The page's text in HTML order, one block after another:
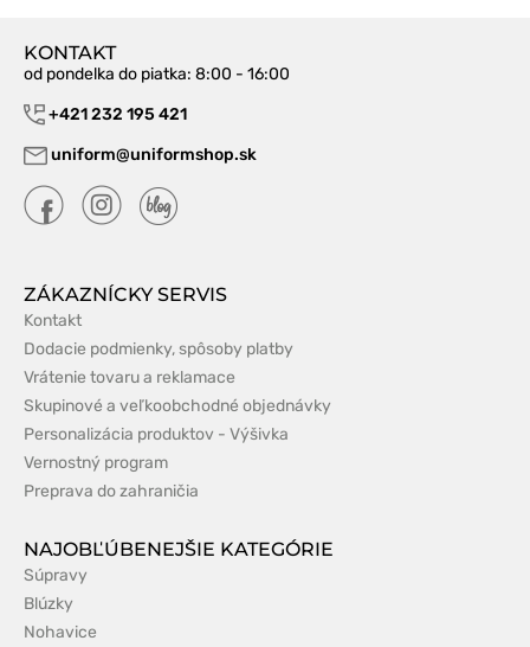
KONTAKT
od pondelka do piatka: 8:00 - 16:00
+421 232 195 421
uniform@uniformshop.sk
ZÁKAZNÍCKY SERVIS
Kontakt
Dodacie podmienky, spôsoby platby
Vrátenie tovaru a reklamace
Skupinové a veľkoobchodné objednávky
Personalizácia produktov - Výšivka
Vernostný program
Preprava do zahraničia
NAJOBĽÚBENEJŠIE KATEGÓRIE
Súpravy
Blúzky
Nohavice